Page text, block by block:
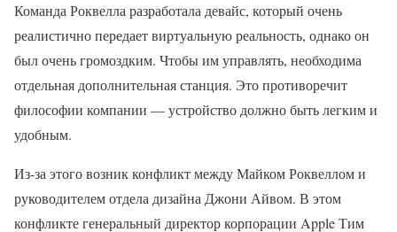
Команда Роквелла разработала девайс, который очень
реалистично передает виртуальную реальность, однако он
был очень громоздким. Чтобы им управлять, необходима
отдельная дополнительная станция. Это противоречит
философии компании — устройство должно быть легким и
удобным.
Из-за этого возник конфликт между Майком Роквеллом и
руководителем отдела дизайна Джони Айвом. В этом
конфликте генеральный директор корпорации Apple Тим